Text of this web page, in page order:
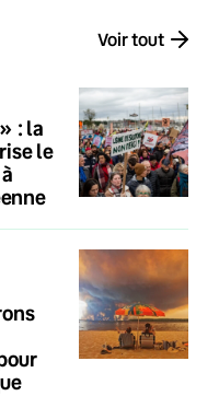
Voir tout
: la
le